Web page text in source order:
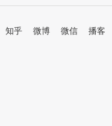
知乎 微博 微信 播客